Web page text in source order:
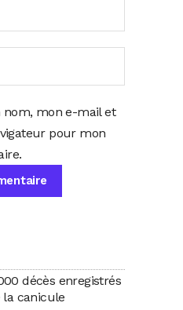
nom, mon e-mail et
pour mon
décès enregistrés
la canicule